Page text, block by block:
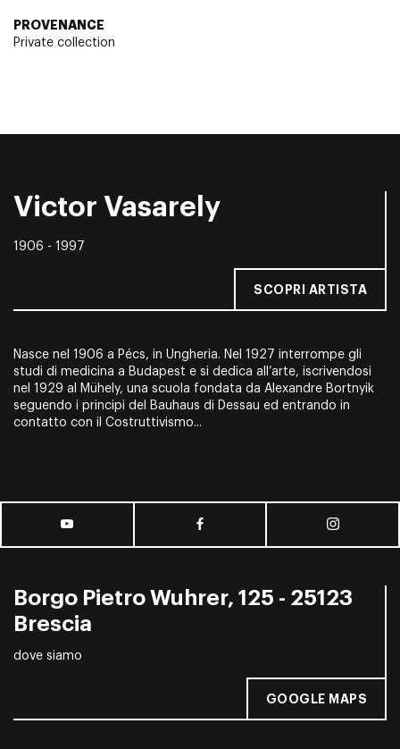
PROVENANCE
Private collection
Victor Vasarely
1906 - 1997
SCOPRI ARTISTA
Nasce nel 1906 a Pécs, in Ungheria. Nel 1927 interrompe gli
studi di medicina a Budapest e si dedica all’arte, iscrivendosi
nel 1929 al Mühely, una scuola fondata da Alexandre Bortnyik
seguendo i principi del Bauhaus di Dessau ed entrando in
contatto con il Costruttivismo...
Borgo Pietro Wuhrer, 125 - 25123
Brescia
dove siamo
GOOGLE MAPS